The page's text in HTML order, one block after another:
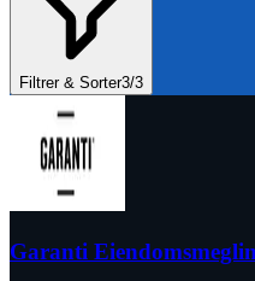
Filtrer & Sorter3/3
Garanti